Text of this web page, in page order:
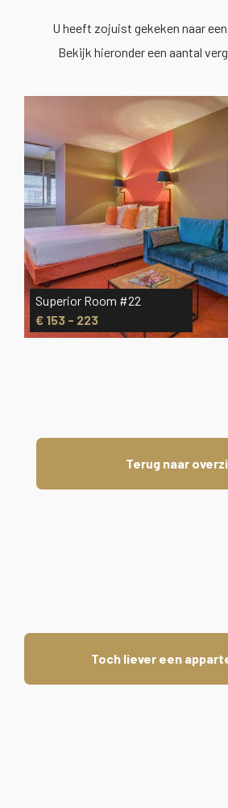
U heeft zojuist gekeken naar
Bekijk hieronder een aantal
Superior Room #22
€ 153 - 223
Terug naar
Toch liever een